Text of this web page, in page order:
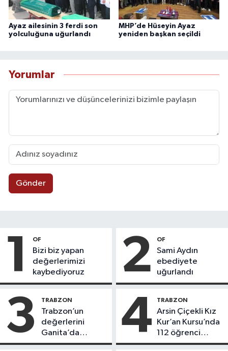
Ayaz ailesinin 3 ferdi son
yolculuğuna uğurlandı
MHP’de Hüseyin Ayaz
yeniden başkan seçildi
Yorumlar
Gönder
1 OF
Bizi biz yapan
değerlerimizi
kaybediyoruz
2 OF
Sami Aydın
ebediyete
uğurlandı
3 TRABZON
Trabzon’un
değerlerini
Ganita’da
yaşatıyoruz
4 TRABZON
Arsin Çiçekli Kız
Kur’an Kursu’nda
112 öğrenci
icazet aldı